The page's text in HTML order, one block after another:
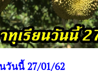
วันนี้ 27/01/62